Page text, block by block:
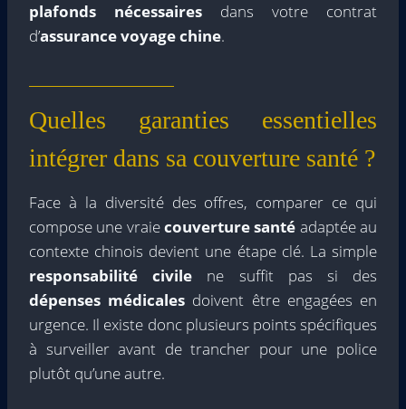
plafonds nécessaires dans votre contrat
d’assurance voyage chine.
Quelles garanties essentielles
intégrer dans sa couverture santé ?
Face à la diversité des offres, comparer ce qui
compose une vraiecouverture santé adaptée au
contexte chinois devient une étape clé. La simple
responsabilité civile ne suffit pas si des
dépenses médicales doivent être engagées en
urgence. Il existe donc plusieurs points spécifiques
à surveiller avant de trancher pour une police
plutôt qu’une autre.